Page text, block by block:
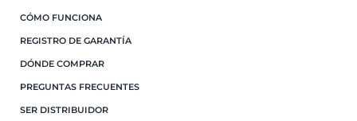
CÓMO FUNCIONA
REGISTRO DE GARANTÍA
DÓNDE COMPRAR
PREGUNTAS FRECUENTES
SER DISTRIBUIDOR